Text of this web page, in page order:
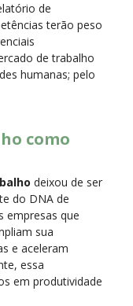
de
terão peso
de trabalho
humanas; pelo
como
deixou de ser
do DNA de
empresas que
sua
e aceleram
essa
em produtividade